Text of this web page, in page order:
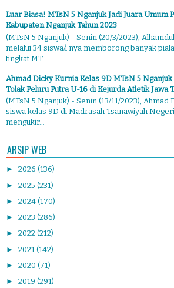
Luar Biasa! MTsN 5 Nganjuk Jadi Juara Umum
Kabupaten Nganjuk Tahun 2023
(MTsN 5 Nganjuk) - Senin (20/3/2023),
melalui 34 siswa/i nya memborong banyak
tingkat MT...
Ahmad Dicky Kurnia Kelas 9D MTsN 5
Tolak Peluru Putra U-16 di Kejurda Atletik Jawa
(MTsN 5 Nganjuk) - Senin (13/11/2023),
siswa kelas 9D di Madrasah Tsanawiyah
mengukir...
ARSIP WEB
► 2026 (136)
► 2025 (231)
► 2024 (170)
► 2023 (286)
► 2022 (212)
► 2021 (142)
► 2020 (71)
► 2019 (291)